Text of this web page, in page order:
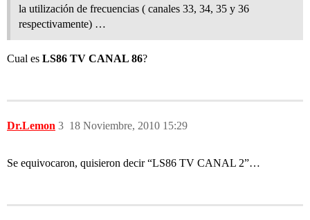
la utilización de frecuencias ( canales 33, 34, 35 y 36
respectivamente) …
Cual es LS86 TV CANAL 86?
Dr.Lemon 18 Noviembre, 2010 15:29
3
Se equivocaron, quisieron decir “LS86 TV CANAL 2”…